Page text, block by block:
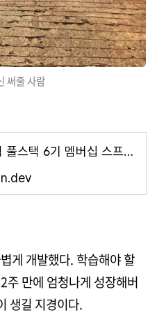
써줄 사람
부스트캠프 웹 풀스택 6기 멤버십 스프린트 2회차
게 개발했다. 학습해야 할
주 만에 엄청나게 성장해버
생길 지경이다.